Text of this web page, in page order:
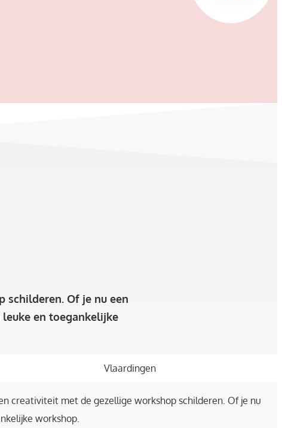
schilderen. Of je nu een
en toegankelijke
Vlaardingen
creativiteit met de gezellige workshop schilderen. Of je nu
workshop.